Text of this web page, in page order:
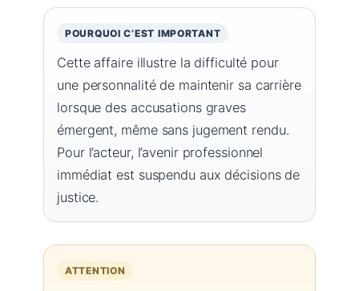
POURQUOI C’EST IMPORTANT
Cette affaire illustre la difficulté pour
une personnalité de maintenir sa carrière
lorsque des accusations graves
émergent, même sans jugement rendu.
Pour l’acteur, l’avenir professionnel
immédiat est suspendu aux décisions de
justice.
ATTENTION